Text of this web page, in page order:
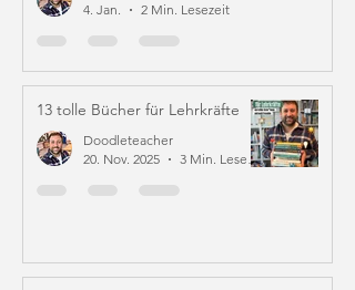
4. Jan.
2 Min. Lesezeit
13 tolle Bücher für Lehrkräfte
Doodleteacher
20. Nov. 2025
3 Min. Lesezeit